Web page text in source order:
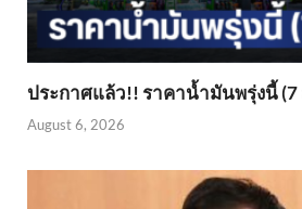
ประกาศแล้ว!! ราคาน้ำมันพรุ่งนี้ (7
August 6, 2026